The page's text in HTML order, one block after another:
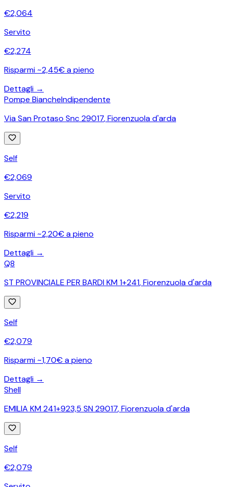
€2,064
Servito
€2,274
Risparmi ~2,45€ a pieno
Dettagli →
Pompe BiancheIndipendente
Via San Protaso Snc 29017,Fiorenzuola d'arda
Self
€2,069
Servito
€2,219
Risparmi ~2,20€ a pieno
Dettagli →
Q8
ST PROVINCIALE PER BARDI KM 1+241,Fiorenzuola d'arda
Self
€2,079
Risparmi ~1,70€ a pieno
Dettagli →
Shell
EMILIA KM 241+923,5 SN 29017,Fiorenzuola d'arda
Self
€2,079